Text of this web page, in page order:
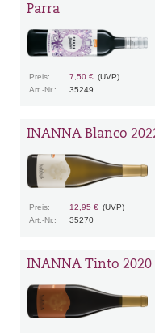
Parra
Preis: 7,50 € (UVP)
Art.-Nr.:
35249
INANNA Blanco
Preis: 12,95 € (UVP)
Art.-Nr.:
35270
INANNA Tinto